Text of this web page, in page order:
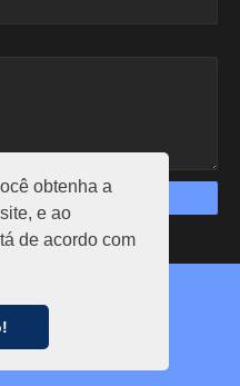
obtenha a
e ao
de acordo com